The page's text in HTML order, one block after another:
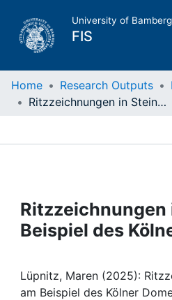
University of Bamberg
FIS
Home
Projects
People
Institutions
Home Research Outputs
Ritzzeichnungen in Stein am Beispiel des Kölner Domes
Ritzzeichnungen
Beispiel des
Lüpnitz, Maren (2025):
am Beispiel des Kölner